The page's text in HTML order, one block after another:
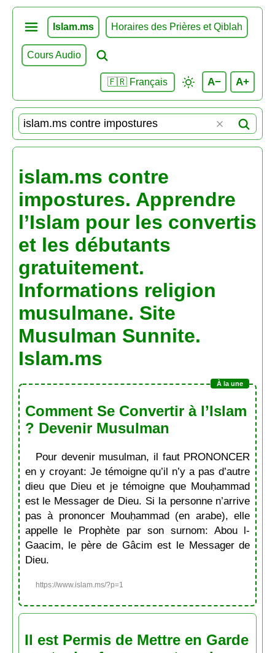
Islam.ms Horaires des Prières et Qiblah
Cours Audio
🇫🇷 Français A− A+
islam.ms contre
impostures. Apprendre
l’Islam pour les convertis
et les débutants
gratuitement.
Informations religion
musulmane. Site
Musulman Sunnite.
Islam.ms
Comment Se Convertir à l’Islam
? Devenir Musulman
Pour devenir musulman, il faut PRONONCER
en y croyant: Je témoigne qu’il n’y a pas d’autre
dieu que Dieu et je témoigne que Mouḥammad
est le Messager de Dieu. Si la personne n’arrive
pas à prononcer Mouḥammad (en arabe), elle
appelle le Prophète par son surnom: Abou l-
Gaacim, le père de Gâcim est le Messager de
Dieu.
https://www.islam.ms/?p=1
Il est Permis de Mettre en Garde